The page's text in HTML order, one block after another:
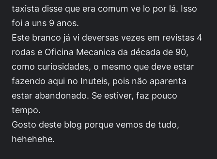
taxista disse que era comum ve lo por lá. Isso
foi a uns 9 anos.
Este branco já vi deversas vezes em revistas 4
rodas e Oficina Mecanica da década de 90,
como curiosidades, o mesmo que deve estar
fazendo aqui no Inuteis, pois não aparenta
estar abandonado. Se estiver, faz pouco
tempo.
Gosto deste blog porque vemos de tudo,
hehehehe.